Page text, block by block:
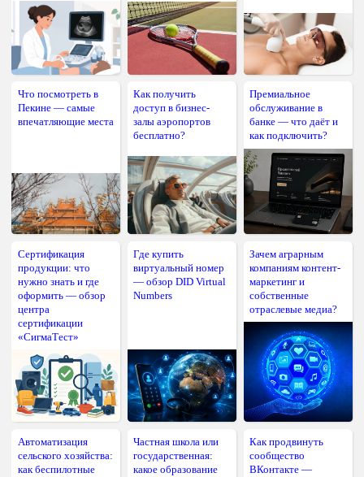
Что посмотреть в
Пекине — самые
впечатляющие места
Как получить
доступ в бизнес-
залы аэропортов
бесплатно?
Премиальное
обслуживание в
банке — что даёт и
как подключить?
Сертификация
продукции: что
нужно знать и где
оформить — обзор
центра
сертификации
«СигмаТест»
Где купить
виртуальный номер
— обзор DID Virtual
Numbers
Зачем аграрным
компаниям контент-
маркетинг и
собственные
отраслевые медиа?
Автоматизация
сельского хозяйства:
как беспилотные
Частная школа или
государственная:
какое образование
Как продвинуть
сообщество
ВКонтакте —